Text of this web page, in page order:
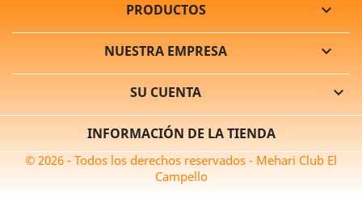
PRODUCTOS 
NUESTRA EMPRESA 
SU CUENTA 
INFORMACIÓN DE LA TIENDA
© 2026 - Todos los derechos reservados - Mehari Club El
Campello